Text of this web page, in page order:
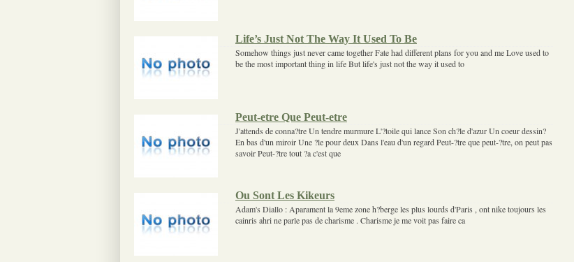
Life’s Just Not The Way It Used To Be
Somehow things just never came together Fate had different plans for you and me Love used to
be the most important thing in life But life's just not the way it used to
Peut-etre Que Peut-etre
J'attends de conna?tre Un tendre murmure L'?toile qui lance Son ch?le d'azur Un coeur dessin?
En bas d'un miroir Une ?le pour deux Dans l'eau d'un regard Peut-?tre que peut-?tre, on peut pas
savoir Peut-?tre tout ?a c'est que
Ou Sont Les Kikeurs
Adam's Diallo : Aparament la 9eme zone h?berge les plus lourds d'Paris , ont nike toujours les
cainris ahri ne parle pas de charisme . Charisme je me voit pas faire ca